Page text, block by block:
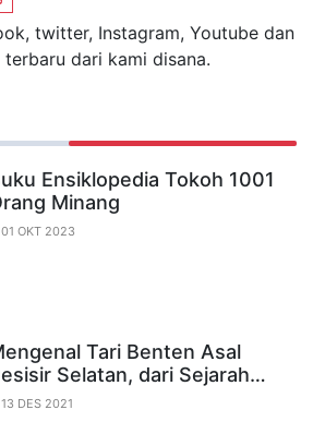
twitter, Instagram, Youtube dan
dari kami disana.
Ensiklopedia Tokoh 1001
Minang
OKT 2023
Tari Benten Asal
Selatan, dari Sejarah…
DES 2021